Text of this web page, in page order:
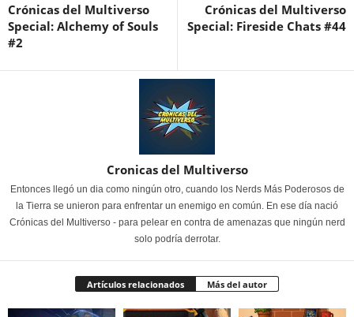
Crónicas del Multiverso
Special: Alchemy of Souls
#2
Crónicas del Multiverso
Special: Fireside Chats #44
Cronicas del Multiverso
Entonces llegó un dia como ningún otro, cuando los Nerds Más Poderosos de
la Tierra se unieron para enfrentar un enemigo en común. En ese día nació
Crónicas del Multiverso - para pelear en contra de amenazas que ningún nerd
solo podría derrotar.
Artículos relacionados Más del autor